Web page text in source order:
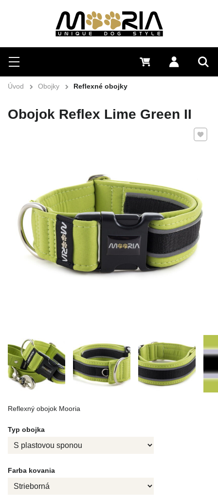
Hľadať
Menu Prihlásiť
0 €
Úvod Obojky Reflexné obojky
Obojok Reflex Lime Green II
Reflexný obojok Mooria
Pridať
Typ obojka
Farba kovania